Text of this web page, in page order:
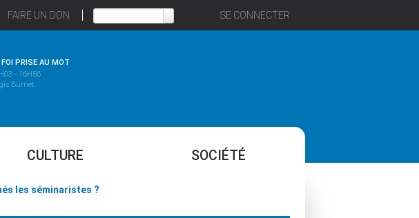
FAIRE UN DON SE CONNECTER
FOI PRISE AU MOT
- 16H56
Burnet
CULTURE SOCIÉTÉ
les séminaristes ?